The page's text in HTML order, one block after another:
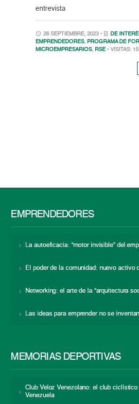
entrevista
26 SEPTIEMBRE, 2023 • DE
EMPRENDEDORES, PROGRAMA DE
MICROEMPRESARIOS, RSE • VISITAS:
EMPRENDEDORES
La autoeficacia: “motor invisible” del
El poder de la comunidad: nuevo activo
Networking: el arte de la “arquitectura
Las ideas para emprender no se
MEMORIAS DEPORTIVAS
Club Veloz Venezolano: el club
Venezuela